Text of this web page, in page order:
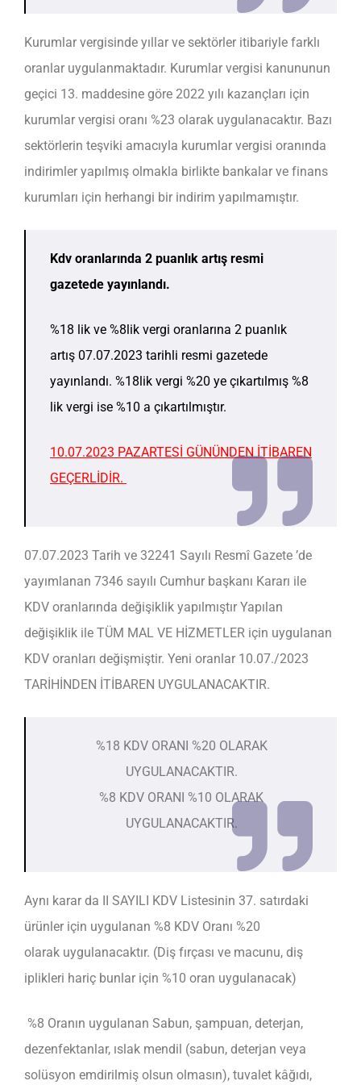
Kurumlar vergisinde yıllar ve sektörler itibariyle farklı
oranlar uygulanmaktadır. Kurumlar vergisi kanununun
geçici 13. maddesine göre 2022 yılı kazançları için
kurumlar vergisi oranı %23 olarak uygulanacaktır. Bazı
sektörlerin teşviki amacıyla kurumlar vergisi oranında
indirimler yapılmış olmakla birlikte bankalar ve finans
kurumları için herhangi bir indirim yapılmamıştır.
Kdv oranlarında 2 puanlık artış resmi
gazetede yayınlandı.
%18 lik ve %8lik vergi oranlarına 2 puanlık
artış 07.07.2023 tarihli resmi gazetede
yayınlandı. %18lik vergi %20 ye çıkartılmış %8
lik vergi ise %10 a çıkartılmıştır.
10.07.2023 PAZARTESİ GÜNÜNDEN İTİBAREN
GEÇERLİDİR.
07.07.2023 Tarih ve 32241 Sayılı Resmî Gazete ’de
yayımlanan 7346 sayılı Cumhur başkanı Kararı ile
KDV oranlarında değişiklik yapılmıştır Yapılan
değişiklik ile TÜM MAL VE HİZMETLER için uygulanan
KDV oranları değişmiştir. Yeni oranlar 10.07./2023
TARİHİNDEN İTİBAREN UYGULANACAKTIR.
%18 KDV ORANI %20 OLARAK
UYGULANACAKTIR.
%8 KDV ORANI %10 OLARAK
UYGULANACAKTIR.
Aynı karar da II SAYILI KDV Listesinin 37. satırdaki
ürünler için uygulanan %8 KDV Oranı %20
olarak uygulanacaktır. (Diş fırçası ve macunu, diş
iplikleri hariç bunlar için %10 oran uygulanacak)
%8 Oranın uygulanan Sabun, şampuan, deterjan,
dezenfektanlar, ıslak mendil (sabun, deterjan veya
solüsyon emdirilmiş olsun olmasın), tuvalet kâğıdı,